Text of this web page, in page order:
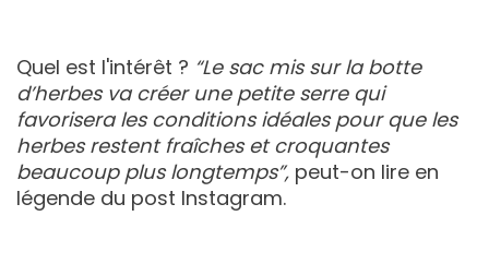
Quel est l'intérêt ? “Le sac mis sur la botte
d’herbes va créer une petite serre qui
favorisera les conditions idéales pour que les
herbes restent fraîches et croquantes
beaucoup plus longtemps”, peut-on lire en
légende du post Instagram.